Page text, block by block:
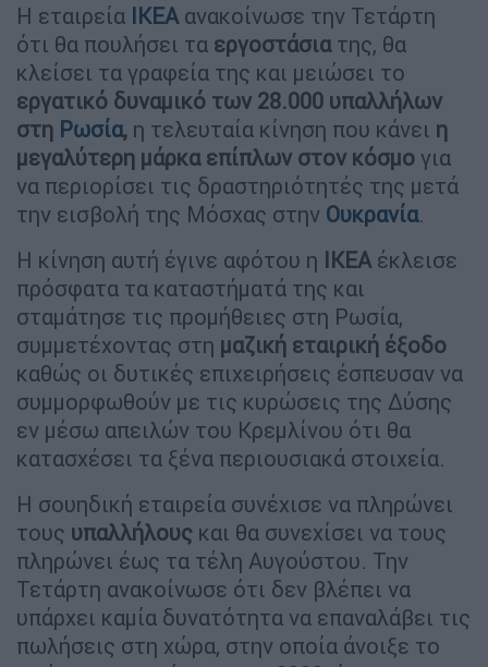
Η εταιρεία ΙΚΕΑ ανακοίνωσε την Τετάρτη
ότι θα πουλήσει τα εργοστάσιατης, θα
κλείσει τα γραφεία της και μειώσει το
εργατικό δυναμικό των 28.000 υπαλλήλων
στη Ρωσία, η τελευταία κίνηση που κάνει η
μεγαλύτερη μάρκα επίπλων στον κόσμο για
να περιορίσει τις δραστηριότητές της μετά
την εισβολή της Μόσχας στην Ουκρανία.
Η κίνηση αυτή έγινε αφότου η ΙΚΕΑ έκλεισε
πρόσφατα τα καταστήματά της και
σταμάτησε τις προμήθειες στη Ρωσία,
συμμετέχοντας στη μαζική εταιρική έξοδο
καθώς οι δυτικές επιχειρήσεις έσπευσαν να
συμμορφωθούν με τις κυρώσεις της Δύσης
εν μέσω απειλών του Κρεμλίνου ότι θα
κατασχέσει τα ξένα περιουσιακά στοιχεία.
Η σουηδική εταιρεία συνέχισε να πληρώνει
τους υπαλλήλους και θα συνεχίσει να τους
πληρώνει έως τα τέλη Αυγούστου. Την
Τετάρτη ανακοίνωσε ότι δεν βλέπει να
υπάρχει καμία δυνατότητα να επαναλάβει τις
πωλήσεις στη χώρα, στην οποία άνοιξε το